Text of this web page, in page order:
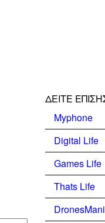
ΔΕΊΤΕ
Myphone
Digital Life
Games Life
Thats Life